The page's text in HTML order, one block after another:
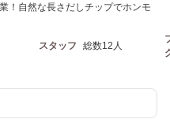
！自然な長さだしチップでホンモ
スタッフ 総数12人